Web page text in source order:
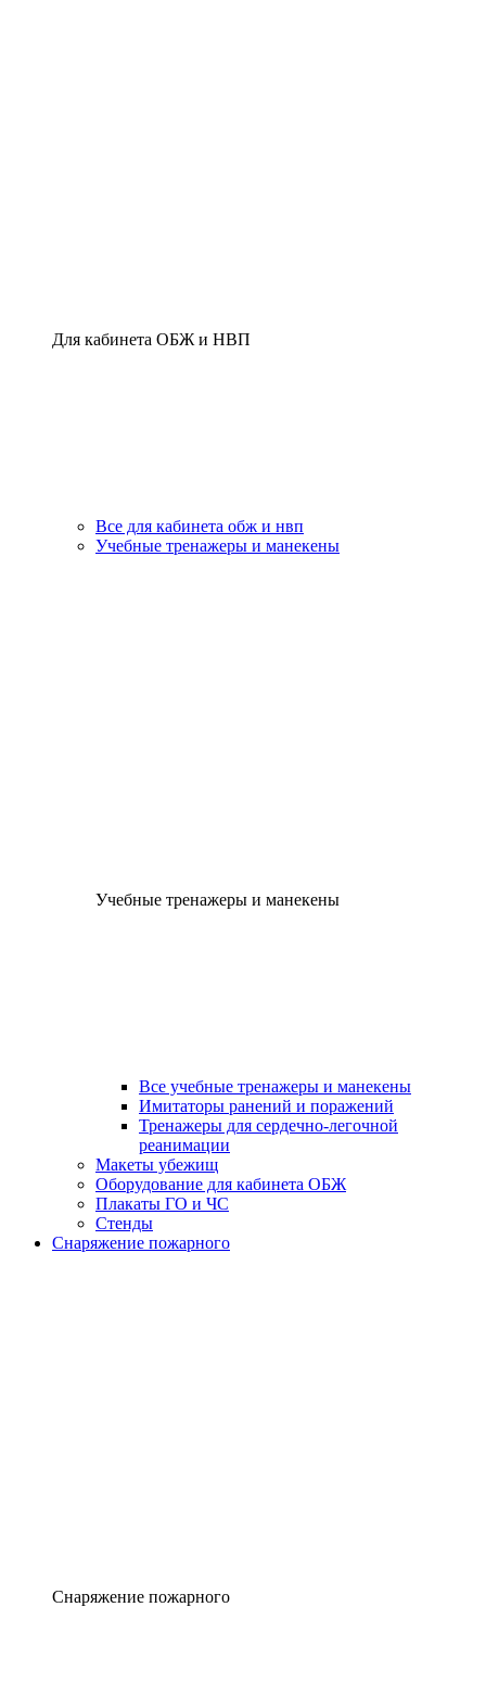
Для кабинета ОБЖ и НВП
Все для кабинета обж и нвп
Учебные тренажеры и манекены
Учебные тренажеры и манекены
Все учебные тренажеры и манекены
Имитаторы ранений и поражений
Тренажеры для сердечно-легочной
реанимации
Макеты убежищ
Оборудование для кабинета ОБЖ
Плакаты ГО и ЧС
Стенды
Снаряжение пожарного
Снаряжение пожарного